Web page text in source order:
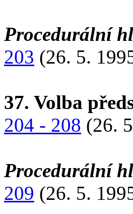
Procedurální
203 (26. 5.
37. Volba
204 - 208 (26.
Procedurální
209 (26. 5.